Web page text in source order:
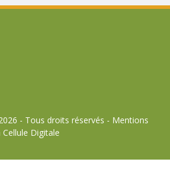
- Tous droits réservés - Mentions
Cellule Digitale